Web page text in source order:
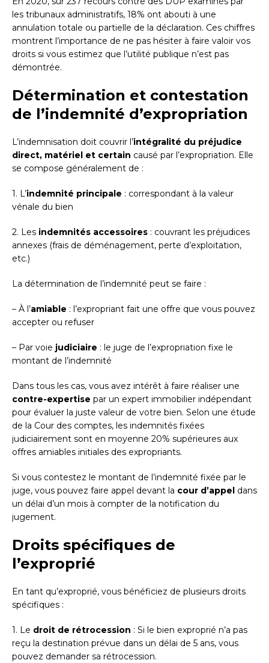
les tribunaux administratifs, 18% ont abouti à une
annulation totale ou partielle de la déclaration. Ces chiffres
montrent l’importance de ne pas hésiter à faire valoir vos
droits si vous estimez que l’utilité publique n’est pas
démontrée.
Détermination et contestation
de l’indemnité d’expropriation
L’indemnisation doit couvrir l’intégralité du préjudice
direct, matériel et certain causé par l’expropriation. Elle
se compose généralement de :
1. L’indemnité principale : correspondant à la valeur
vénale du bien
2. Les indemnités accessoires : couvrant les préjudices
annexes (frais de déménagement, perte d’exploitation,
etc.)
La détermination de l’indemnité peut se faire :
– À l’amiable : l’expropriant fait une offre que vous pouvez
accepter ou refuser
– Par voie judiciaire : le juge de l’expropriation fixe le
montant de l’indemnité
Dans tous les cas, vous avez intérêt à faire réaliser une
contre-expertise par un expert immobilier indépendant
pour évaluer la juste valeur de votre bien. Selon une étude
de la Cour des comptes, les indemnités fixées
judiciairement sont en moyenne 20% supérieures aux
offres amiables initiales des expropriants.
Si vous contestez le montant de l’indemnité fixée par le
juge, vous pouvez faire appel devant la cour d’appel dans
un délai d’un mois à compter de la notification du
jugement.
Droits spécifiques de
l’exproprié
En tant qu’exproprié, vous bénéficiez de plusieurs droits
spécifiques :
1. Le droit de rétrocession : Si le bien exproprié n’a pas
reçu la destination prévue dans un délai de 5 ans, vous
pouvez demander sa rétrocession.